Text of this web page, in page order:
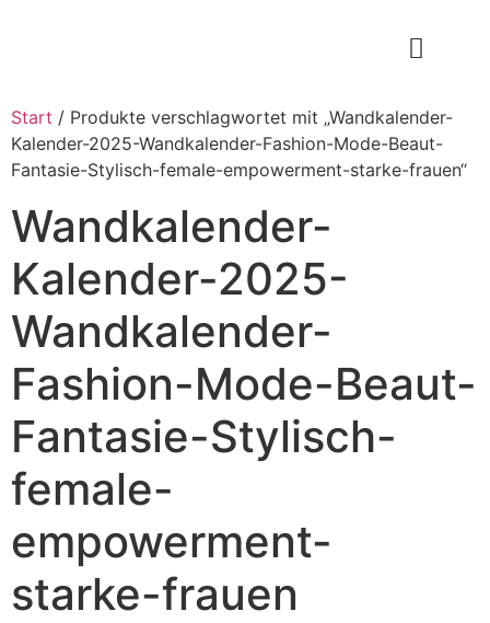
Start / Produkte verschlagwortet mit „Wandkalender-
Kalender-2025-Wandkalender-Fashion-Mode-Beaut-
Fantasie-Stylisch-female-empowerment-starke-frauen“
Wandkalender-
Kalender-2025-
Wandkalender-
Fashion-Mode-Beaut-
Fantasie-Stylisch-
female-
empowerment-
starke-frauen